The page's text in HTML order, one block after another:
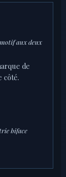
aux deux
de
côté.
biface